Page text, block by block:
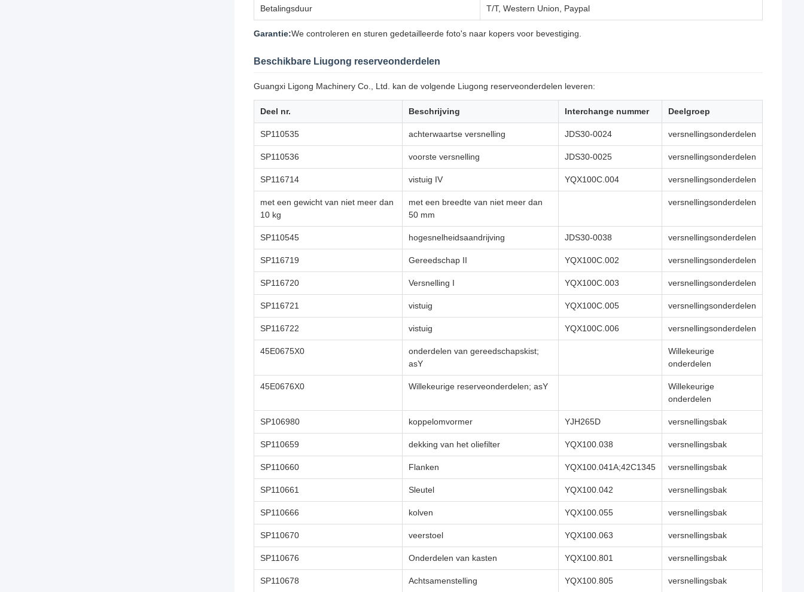
Betalingsduur T/T, Western Union, Paypal
Garantie:We controleren en sturen gedetailleerde foto's naar kopers voor bevestiging.
Beschikbare Liugong reserveonderdelen
Guangxi Ligong Machinery Co., Ltd. kan de volgende Liugong reserveonderdelen leveren:
Deel nr. Beschrijving Interchange nummer Deelgroep
SP110535 achterwaartse versnelling JDS30-0024 versnellingsonderdelen
SP110536 voorste versnelling JDS30-0025 versnellingsonderdelen
SP116714 vistuig IV YQX100C.004 versnellingsonderdelen
met een gewicht van niet meer dan
10 kg
met een breedte van niet meer dan
50 mm
versnellingsonderdelen
SP110545 hogesnelheidsaandrijving JDS30-0038 versnellingsonderdelen
SP116719 Gereedschap II YQX100C.002 versnellingsonderdelen
SP116720 Versnelling I YQX100C.003 versnellingsonderdelen
SP116721 vistuig YQX100C.005 versnellingsonderdelen
SP116722 vistuig YQX100C.006 versnellingsonderdelen
45E0675X0
onderdelen van gereedschapskist;
asY
Willekeurige
onderdelen
45E0676X0 Willekeurige reserveonderdelen; asY
Willekeurige
onderdelen
SP106980 koppelomvormer YJH265D versnellingsbak
SP110659 dekking van het oliefilter YQX100.038 versnellingsbak
SP110660 Flanken YQX100.041A;42C1345 versnellingsbak
SP110661 Sleutel YQX100.042 versnellingsbak
SP110666 kolven YQX100.055 versnellingsbak
SP110670 veerstoel YQX100.063 versnellingsbak
SP110676 Onderdelen van kasten YQX100.801 versnellingsbak
SP110678 Achtsamenstelling YQX100.805 versnellingsbak